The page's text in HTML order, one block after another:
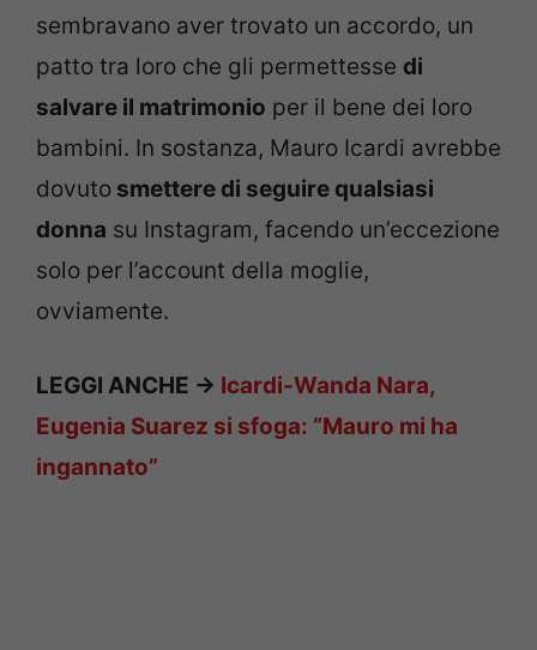
sembravano aver trovato un accordo, un
patto tra loro che gli permettesse di
salvare il matrimonio per il bene dei loro
bambini. In sostanza, Mauro Icardi avrebbe
dovuto smettere di seguire qualsiasi
donna su Instagram, facendo un’eccezione
solo per l’account della moglie,
ovviamente.
LEGGI ANCHE -> Icardi-Wanda Nara,
Eugenia Suarez si sfoga: “Mauro mi ha
ingannato”